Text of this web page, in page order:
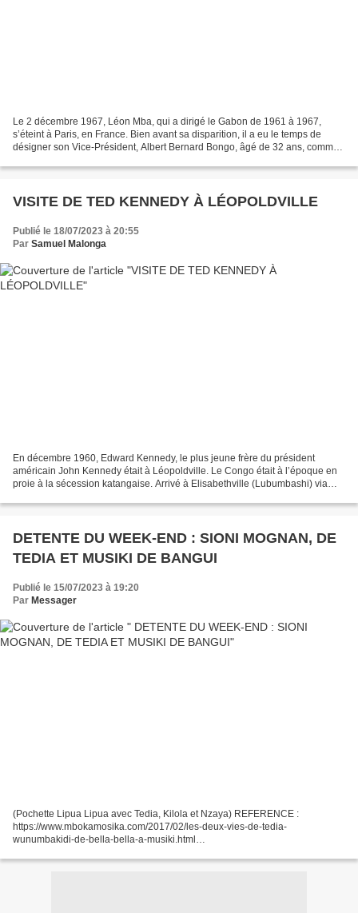
Le 2 décembre 1967, Léon Mba, qui a dirigé le Gabon de 1961 à 1967,
s’éteint à Paris, en France. Bien avant sa disparition, il a eu le temps de
désigner son Vice-Président, Albert Bernard Bongo, âgé de 32 ans, comme
VISITE DE TED KENNEDY À LÉOPOLDVILLE
Publié le 18/07/2023 à 20:55
Par Samuel Malonga
En décembre 1960, Edward Kennedy, le plus jeune frère du président
américain John Kennedy était à Léopoldville. Le Congo était à l’époque en
proie à la sécession katangaise. Arrivé à Elisabethville (Lubumbashi) via
DETENTE DU WEEK-END : SIONI MOGNAN, DE
TEDIA ET MUSIKI DE BANGUI
Publié le 15/07/2023 à 19:20
Par Messager
(Pochette Lipua Lipua avec Tedia, Kilola et Nzaya) REFERENCE :
https://www.mbokamosika.com/2017/02/les-deux-vies-de-tedia-
wunumbakidi-de-bella-bella-a-musiki.html
wunumbakidi-de-bella-bella-a-musiki-suite.html...